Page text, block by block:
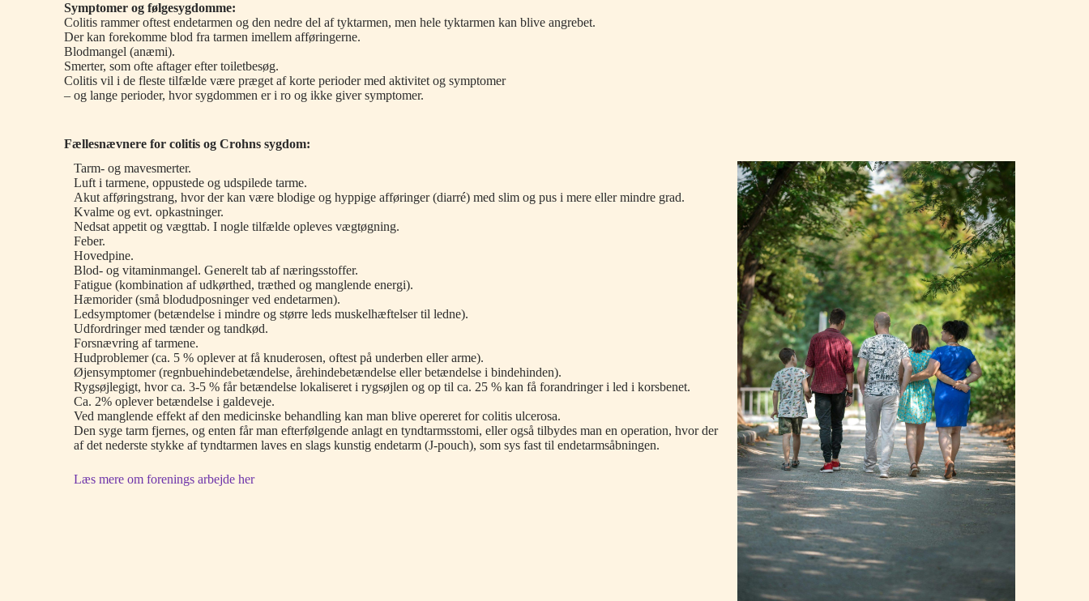
Symptomer og følgesygdomme:
Colitis rammer oftest endetarmen og den nedre del af tyktarmen, men hele tyktarmen kan blive angrebet.
Der kan forekomme blod fra tarmen imellem afføringerne.
Blodmangel (anæmi).
Smerter, som ofte aftager efter toiletbesøg.
Colitis vil i de fleste tilfælde være præget af korte perioder med aktivitet og symptomer
– og lange perioder, hvor sygdommen er i ro og ikke giver symptomer.
Fællesnævnere for colitis og Crohns sygdom:
Tarm- og mavesmerter.
Luft i tarmene, oppustede og udspilede tarme.
Akut afføringstrang, hvor der kan være blodige og hyppige afføringer (diarré) med slim og pus i mere eller mindre grad.
Kvalme og evt. opkastninger.
Nedsat appetit og vægttab. I nogle tilfælde opleves vægtøgning.
Feber.
Hovedpine.
Blod- og vitaminmangel. Generelt tab af næringsstoffer.
Fatigue (kombination af udkørthed, træthed og manglende energi).
Hæmorider (små blodudposninger ved endetarmen).
Ledsymptomer (betændelse i mindre og større leds muskelhæftelser til ledne).
Udfordringer med tænder og tandkød.
Forsnævring af tarmene.
Hudproblemer (ca. 5 % oplever at få knuderosen, oftest på underben eller arme).
Øjensymptomer (regnbuehindebetændelse, årehindebetændelse eller betændelse i bindehinden).
Rygsøjlegigt, hvor ca. 3-5 % får betændelse lokaliseret i rygsøjlen og op til ca. 25 % kan få forandringer i led i korsbenet.
Ca. 2% oplever betændelse i galdeveje.
Ved manglende effekt af den medicinske behandling kan man blive opereret for colitis ulcerosa.
Den syge tarm fjernes, og enten får man efterfølgende anlagt en tyndtarmsstomi, eller også tilbydes man en operation, hvor der
af det nederste stykke af tyndtarmen laves en slags kunstig endetarm (J-pouch), som sys fast til endetarmsåbningen.
Læs mere om forenings arbejde her